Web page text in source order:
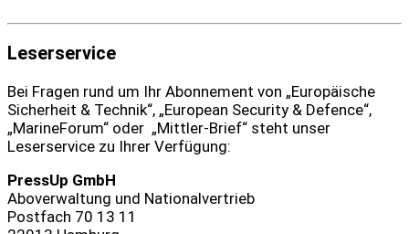
Leserservice
Bei Fragen rund um Ihr Abonnement von „Europäische
Sicherheit & Technik“, „European Security & Defence“,
„MarineForum“ oder „Mittler-Brief“ steht unser
Leserservice zu Ihrer Verfügung:
PressUp GmbH
Aboverwaltung und Nationalvertrieb
Postfach 70 13 11